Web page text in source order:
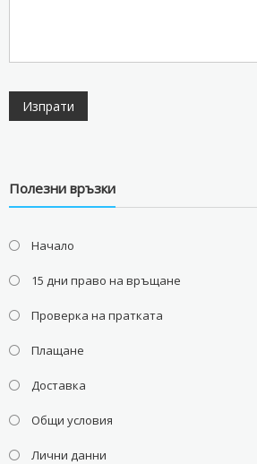
Полезни връзки
Начало
15 дни право на връщане
Проверка на пратката
Плащане
Доставка
Общи условия
Лични данни